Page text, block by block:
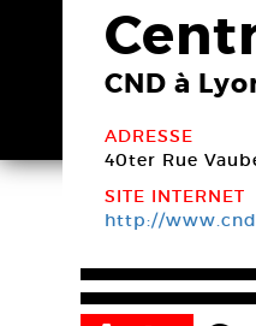
CND à
ADRESSE
40ter Rue
SITE INTERNET
http://